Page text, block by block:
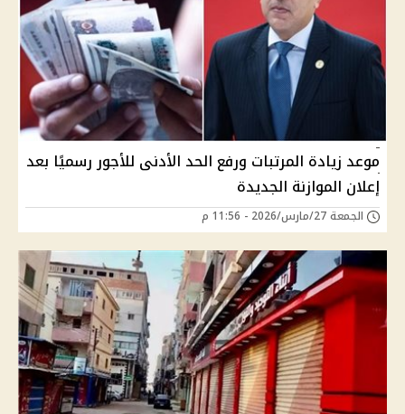
موعد زيادة المرتبات ورفع الحد الأدنى للأجور رسميًا بعد
إعلان الموازنة الجديدة
الجمعة 27/مارس/2026 - 11:56 م